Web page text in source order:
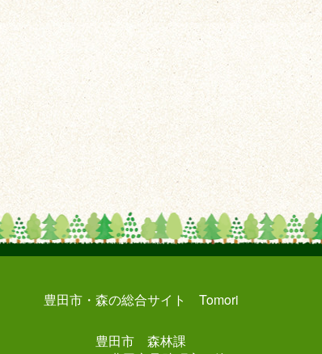
豊田市・森の総合サイト Tomori
豊田市 森林課